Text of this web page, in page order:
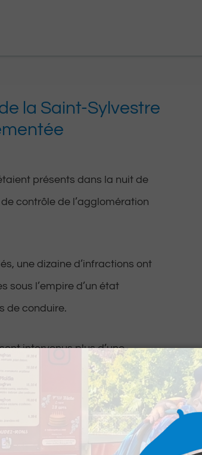
la Saint-Sylvestre
présents dans la nuit de
contrôle de l’agglomération
une dizaine d’infractions ont
sous l’empire d’un état
de conduire.
intervenus plus d’une
incendies, accidents ou encore
grave n’a été constaté.